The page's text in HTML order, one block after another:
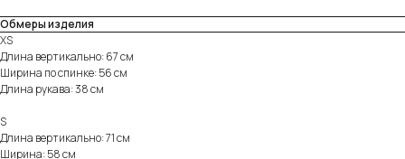
Обмеры изделия
XS
Длина вертикально: 67 см
Ширина по спинке: 56 см
Длина рукава: 38 см
S
Длина вертикально: 71 см
Ширина: 58 см